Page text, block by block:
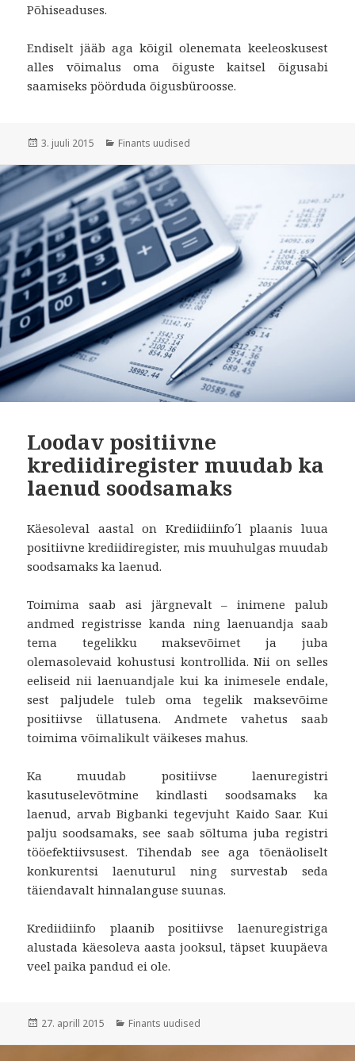
Põhiseaduses.
Endiselt jääb aga kõigil olenemata keeleoskusest
alles võimalus oma õiguste kaitsel õigusabi
saamiseks pöörduda õigusbüroosse.
Postitatud
3. juuli 2015 Rubriigid
Finants uudised
Loodav positiivne
krediidiregister muudab ka
laenud soodsamaks
Käesoleval aastal on Krediidiinfo´l plaanis luua
positiivne krediidiregister, mis muuhulgas muudab
soodsamaks ka laenud.
Toimima saab asi järgnevalt – inimene palub
andmed registrisse kanda ning laenuandja saab
tema tegelikku maksevõimet ja juba
olemasolevaid kohustusi kontrollida. Nii on selles
eeliseid nii laenuandjale kui ka inimesele endale,
sest paljudele tuleb oma tegelik maksevõime
positiivse üllatusena. Andmete vahetus saab
toimima võimalikult väikeses mahus.
Ka muudab positiivse laenuregistri
kasutuselevõtmine kindlasti soodsamaks ka
laenud, arvab Bigbanki tegevjuht Kaido Saar. Kui
palju soodsamaks, see saab sõltuma juba registri
tööefektiivsusest. Tihendab see aga tõenäoliselt
konkurentsi laenuturul ning survestab seda
täiendavalt hinnalanguse suunas.
Krediidiinfo plaanib positiivse laenuregistriga
alustada käesoleva aasta jooksul, täpset kuupäeva
veel paika pandud ei ole.
Postitatud
27. aprill 2015 Rubriigid
Finants uudised